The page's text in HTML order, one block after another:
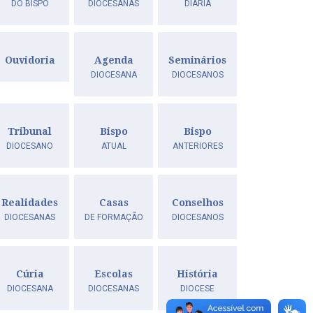
DO BISPO DIOCESANAS DIÁRIA
Ouvidoria Agenda
DIOCESANA
Seminários
DIOCESANOS
Tribunal
DIOCESANO
Bispo
ATUAL
Bispo
ANTERIORES
Realidades
DIOCESANAS
Casas
DE FORMAÇÃO
Conselhos
DIOCESANOS
Cúria
DIOCESANA
Escolas
DIOCESANAS
História
DIOCESE